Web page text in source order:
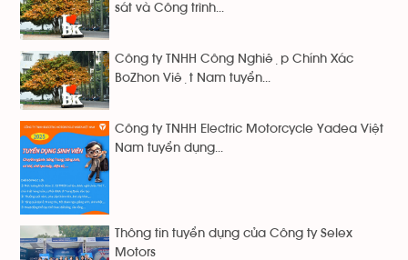
sát và Công trình...
Công ty TNHH Công Nghiệp Chính Xác
BoZhon Việt Nam tuyển...
Công ty TNHH Electric Motorcycle Yadea Việt
Nam tuyển dụng...
Thông tin tuyển dụng của Công ty Selex
Motors